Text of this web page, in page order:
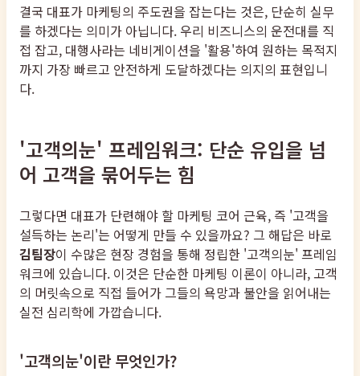
결국 대표가 마케팅의 주도권을 잡는다는 것은, 단순히 실무
를 하겠다는 의미가 아닙니다. 우리 비즈니스의 운전대를 직
접 잡고, 대행사라는 네비게이션을 '활용'하여 원하는 목적지
까지 가장 빠르고 안전하게 도달하겠다는 의지의 표현입니
다.
'고객의눈' 프레임워크: 단순 유입을 넘
어 고객을 묶어두는 힘
그렇다면 대표가 단련해야 할 마케팅 코어 근육, 즉 '고객을
설득하는 논리'는 어떻게 만들 수 있을까요? 그 해답은 바로
김팀장이 수많은 현장 경험을 통해 정립한 '고객의눈' 프레임
워크에 있습니다. 이것은 단순한 마케팅 이론이 아니라, 고객
의 머릿속으로 직접 들어가 그들의 욕망과 불안을 읽어내는
실전 심리학에 가깝습니다.
'고객의눈'이란 무엇인가?